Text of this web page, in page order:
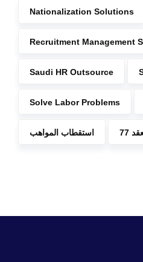
Nationalization Solutions
Recruitment Management
Saudi HR Outsource
Solve Labor Problems
استقطاب المواهب 77